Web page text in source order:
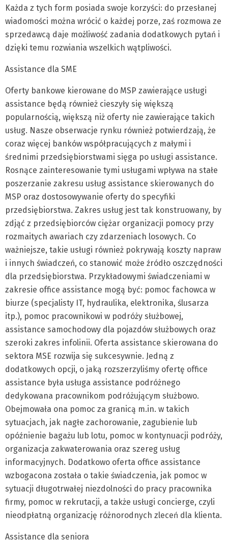
Każda z tych form posiada swoje korzyści: do przesłanej
wiadomości można wrócić o każdej porze, zaś rozmowa ze
sprzedawcą daje możliwość zadania dodatkowych pytań i
dzięki temu rozwiania wszelkich wątpliwości.
Assistance dla SME
Oferty bankowe kierowane do MSP zawierające usługi
assistance będą również cieszyły się większą
popularnością, większą niż oferty nie zawierające takich
usług. Nasze obserwacje rynku również potwierdzają, że
coraz więcej banków współpracujących z małymi i
średnimi przedsiębiorstwami sięga po usługi assistance.
Rosnące zainteresowanie tymi usługami wpływa na stałe
poszerzanie zakresu usług assistance skierowanych do
MSP oraz dostosowywanie oferty do specyfiki
przedsiębiorstwa. Zakres usług jest tak konstruowany, by
zdjąć z przedsiębiorców ciężar organizacji pomocy przy
rozmaitych awariach czy zdarzeniach losowych. Co
ważniejsze, takie usługi również pokrywają koszty napraw
i innych świadczeń, co stanowić może źródło oszczędności
dla przedsiębiorstwa. Przykładowymi świadczeniami w
zakresie office assistance mogą być: pomoc fachowca w
biurze (specjalisty IT, hydraulika, elektronika, ślusarza
itp.), pomoc pracownikowi w podróży służbowej,
assistance samochodowy dla pojazdów służbowych oraz
szeroki zakres infolinii. Oferta assistance skierowana do
sektora MSE rozwija się sukcesywnie. Jedną z
dodatkowych opcji, o jaką rozszerzyliśmy ofertę office
assistance była usługa assistance podróżnego
dedykowana pracownikom podróżującym służbowo.
Obejmowała ona pomoc za granicą m.in. w takich
sytuacjach, jak nagłe zachorowanie, zagubienie lub
opóźnienie bagażu lub lotu, pomoc w kontynuacji podróży,
organizacja zakwaterowania oraz szereg usług
informacyjnych. Dodatkowo oferta office assistance
wzbogacona została o takie świadczenia, jak pomoc w
sytuacji długotrwałej niezdolności do pracy pracownika
firmy, pomoc w rekrutacji, a także usługi concierge, czyli
nieodpłatną organizację różnorodnych zleceń dla klienta.
Assistance dla seniora